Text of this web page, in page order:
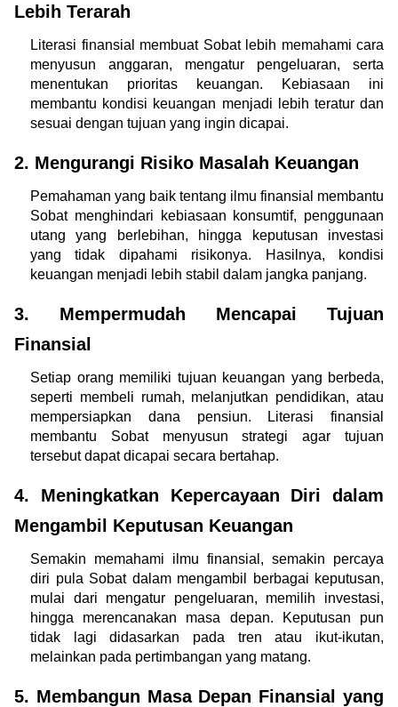
Lebih Terarah
Literasi finansial membuat Sobat lebih memahami cara
menyusun anggaran, mengatur pengeluaran, serta
menentukan prioritas keuangan. Kebiasaan ini
membantu kondisi keuangan menjadi lebih teratur dan
sesuai dengan tujuan yang ingin dicapai.
2. Mengurangi Risiko Masalah Keuangan
Pemahaman yang baik tentang ilmu finansial membantu
Sobat menghindari kebiasaan konsumtif, penggunaan
utang yang berlebihan, hingga keputusan investasi
yang tidak dipahami risikonya. Hasilnya, kondisi
keuangan menjadi lebih stabil dalam jangka panjang.
3. Mempermudah Mencapai Tujuan
Finansial
Setiap orang memiliki tujuan keuangan yang berbeda,
seperti membeli rumah, melanjutkan pendidikan, atau
mempersiapkan dana pensiun. Literasi finansial
membantu Sobat menyusun strategi agar tujuan
tersebut dapat dicapai secara bertahap.
4. Meningkatkan Kepercayaan Diri dalam
Mengambil Keputusan Keuangan
Semakin memahami ilmu finansial, semakin percaya
diri pula Sobat dalam mengambil berbagai keputusan,
mulai dari mengatur pengeluaran, memilih investasi,
hingga merencanakan masa depan. Keputusan pun
tidak lagi didasarkan pada tren atau ikut-ikutan,
melainkan pada pertimbangan yang matang.
5. Membangun Masa Depan Finansial yang